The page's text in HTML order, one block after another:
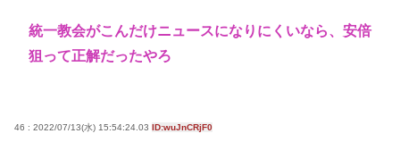
統一教会がこんだけニュースになりにくいなら、安倍
狙って正解だったやろ
46 : 2022/07/13(水) 15:54:24.03 ID:wuJnCRjF0